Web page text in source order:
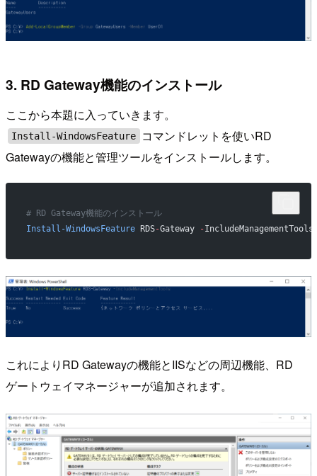
3. RD Gateway機能のインストール
ここから本題に入っていきます。
Install-WindowsFeature
コマンドレットを使いRD
Gatewayの機能と管理ツールをインストールします。
# RD Gateway機能のインストール
Install-WindowsFeature RDS-Gateway -IncludeManagementTools
これによりRD Gatewayの機能とIISなどの周辺機能、RD
ゲートウェイマネージャーが追加されます。